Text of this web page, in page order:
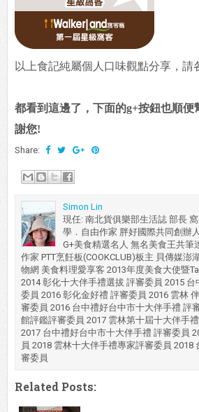
以上食記純屬個人口味觀點分享，請
都看到這邊了，下面的g+按鈕也順便
謝您!
Share:
Simon Lin
現任: 南北貨俱樂部生活誌 部長
學．自由作家 胖好國際共同創辦
G+美食精選名人 無名美食王共筆
作家 PTT烹飪板(COOKCLUB)板主 貝傳媒澎
物網 美食料理愛享客 2013年度美食大使暨
2014 彰化十大伴手禮選拔 評審委員 2015
委員 2016 彰化金好禮 評審委員 2016 雲林
審委員 2016 台中禮好台中市十大伴手禮 評
館評鑑評審委員 2017 雲林第十屆十大伴手
2017 台中禮好台中市十大伴手禮 評審委員
員 2018 雲林十大伴手禮專家評審委員 2018
審委員
Related Posts: